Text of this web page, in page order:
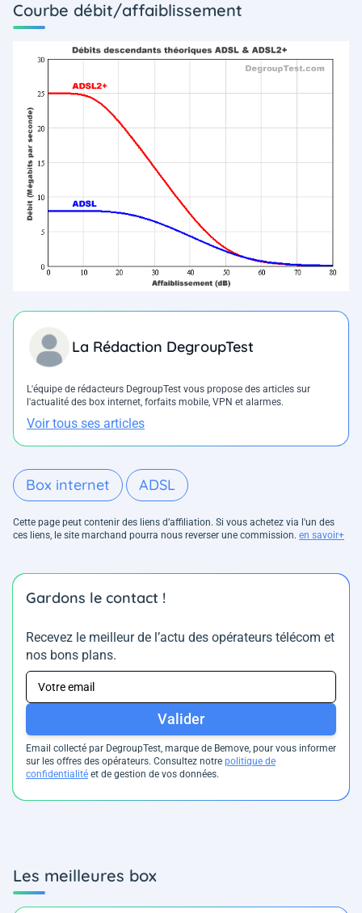
Courbe débit/affaiblissement
La Rédaction DegroupTest
L'équipe de rédacteurs DegroupTest vous propose des articles sur
l'actualité des box internet, forfaits mobile, VPN et alarmes.
Voir tous ses articles
Box internet ADSL
Cette page peut contenir des liens d’affiliation. Si vous achetez via l'un des
ces liens, le site marchand pourra nous reverser une commission. en savoir+
Gardons le contact !
Recevez le meilleur de l’actu des opérateurs télécom et
nos bons plans.
Valider
Email collecté par DegroupTest, marque de Bemove, pour vous informer
sur les offres des opérateurs. Consultez notre politique de
confidentialité et de gestion de vos données.
Les meilleures box